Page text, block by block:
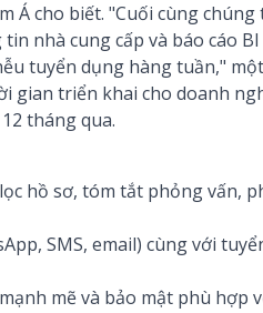
cho biết. "Cuối cùng chúng
nhà cung cấp và báo cáo
tuyển dụng hàng tuần,"
gian triển khai cho doanh
tháng qua.
hồ sơ, tóm tắt phỏng vấn,
SMS, email) cùng với
mẽ và bảo mật phù hợp